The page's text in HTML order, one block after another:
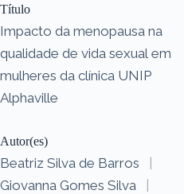
Título
Impacto da menopausa na
qualidade de vida sexual em
mulheres da clínica UNIP
Alphaville
Autor(es)
Beatriz Silva de Barros
|
Giovanna Gomes Silva
|